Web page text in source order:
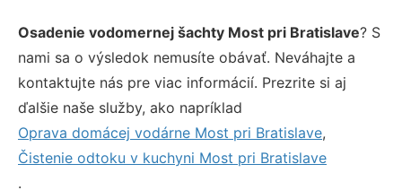
Osadenie vodomernej šachty Most pri Bratislave? S
nami sa o výsledok nemusíte obávať. Neváhajte a
kontaktujte nás pre viac informácií. Prezrite si aj
ďalšie naše služby, ako napríklad
Oprava domácej vodárne Most pri Bratislave,
Čistenie odtoku v kuchyni Most pri Bratislave
.